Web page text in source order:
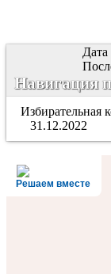
Навигация
Избирательная
31.12.2022
Решаем вместе